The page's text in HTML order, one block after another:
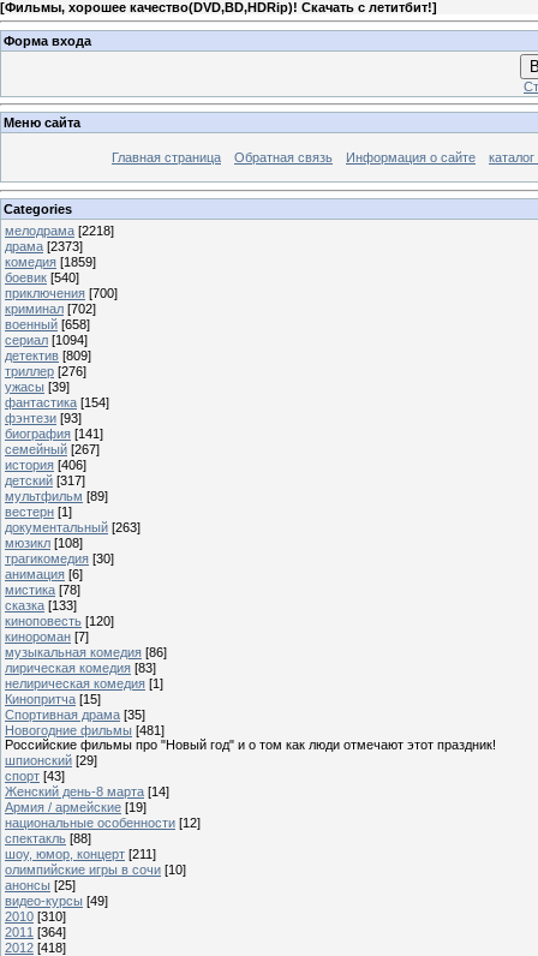
[Фильмы, хорошее качество(DVD,BD,HDRip)! Скачать с летитбит!]
Форма входа
Меню сайта
Главная страница Обратная связь Информация о сайте
Categories
мелодрама [2218]
драма [2373]
комедия [1859]
боевик [540]
приключения [700]
криминал [702]
военный [658]
сериал [1094]
детектив [809]
триллер [276]
ужасы [39]
фантастика [154]
фэнтези [93]
биография [141]
семейный [267]
история [406]
детский [317]
мультфильм [89]
вестерн [1]
документальный [263]
мюзикл [108]
трагикомедия [30]
анимация [6]
мистика [78]
сказка [133]
киноповесть [120]
кинороман [7]
музыкальная комедия [86]
лирическая комедия [83]
нелирическая комедия [1]
Кинопритча [15]
Спортивная драма [35]
Новогодние фильмы [481]
Российские фильмы про "Новый год" и о том как люди отмечают этот праздник!
шпионский [29]
спорт [43]
Женский день-8 марта [14]
Армия / армейские [19]
национальные особенности [12]
спектакль [88]
шоу, юмор, концерт [211]
олимпийские игры в сочи [10]
анонсы [25]
видео-курсы [49]
2010 [310]
2011 [364]
2012 [418]